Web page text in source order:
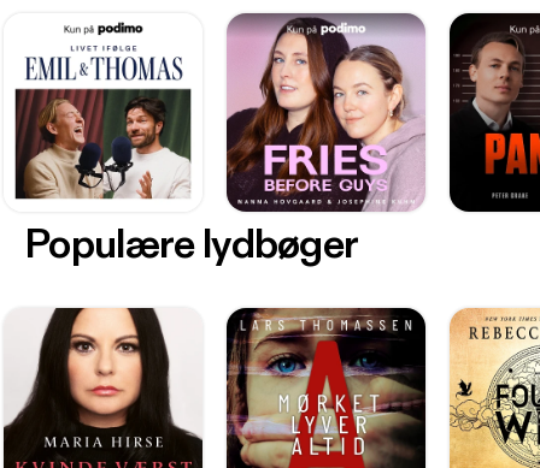
Populære lydbøger